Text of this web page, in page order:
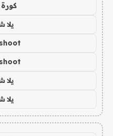
كورة
يلا
يلا
يلا